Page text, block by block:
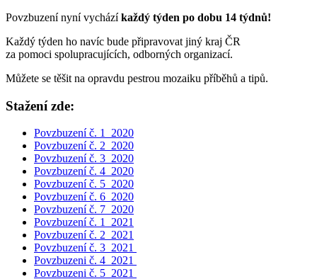
Povzbuzení nyní vycházíkaždý týden po dobu 14 týdnů!
Každý týden ho navíc bude připravovat jiný kraj ČR
za pomoci spolupracujících, odborných organizací.
Můžete se těšit na opravdu pestrou mozaiku příběhů a tipů.
Stažení zde:
Povzbuzení č. 1_2020
Povzbuzení č. 2_2020
Povzbuzení č. 3_2020
Povzbuzení č. 4_2020
Povzbuzení č. 5_2020
Povzbuzení č. 6_2020
Povzbuzení č. 7_2020
Povzbuzení č. 1_2021
Povzbuzení č. 2_2021
Povzbuzení č. 3_2021
Povzbuzeni č. 4_2021
Povzbuzeni č. 5_2021